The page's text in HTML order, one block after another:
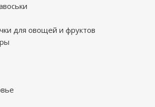
для овощей и фруктов